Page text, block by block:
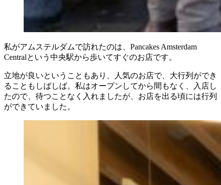
私がアムステルダムで訪れたのは、Pancakes Amsterdam
Centralという中央駅から歩いてすぐのお店です。
立地が良いということもあり、人気のお店で、大行列ができ
ることもしばしば。私はオープンしてから間もなく、入店し
たので、待つことなく入れましたが、お店を出る頃には行列
ができていました。